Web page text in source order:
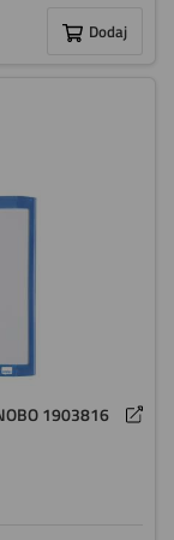
Dodaj
1903816